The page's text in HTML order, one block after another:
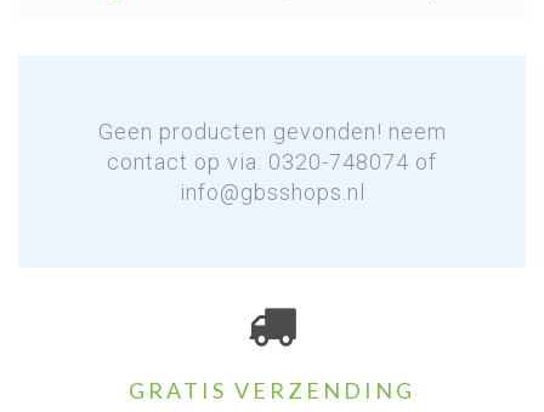
Geen producten gevonden! neem
contact op via: 0320-748074 of
info@gbsshops.nl
GRATIS VERZENDING